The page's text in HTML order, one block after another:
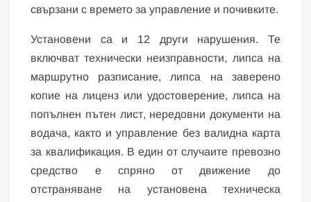
свързани с времето за управление и почивките.
Установени са и 12 други нарушения. Те
включват технически неизправности, липса на
маршрутно разписание, липса на заверено
копие на лиценз или удостоверение, липса на
попълнен пътен лист, нередовни документи на
водача, както и управление без валидна карта
за квалификация. В един от случаите превозно
средство е спряно от движение до
отстраняване на установена техническа